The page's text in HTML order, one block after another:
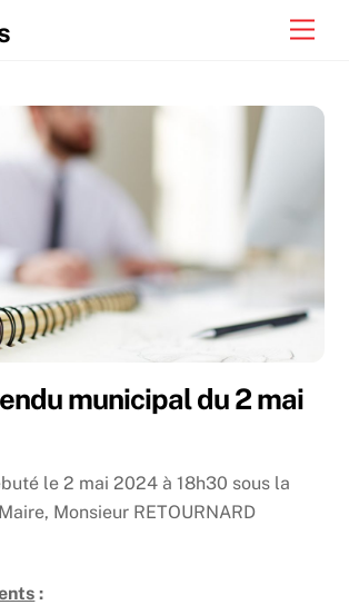
municipal du 2 mai
le 2 mai 2024 à 18h30 sous la
Monsieur RETOURNARD
: